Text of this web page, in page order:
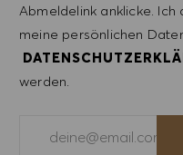
Abmeldelink anklicke. Ich
meine persönlichen
werden.